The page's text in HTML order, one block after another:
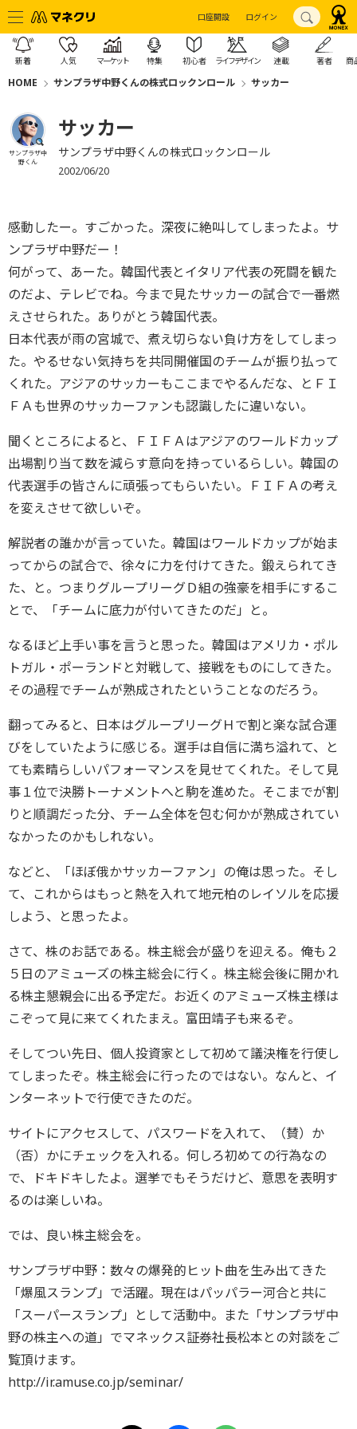
口座開設 ログイン
新着 人気 マーケット 特集 初心者 ライフデザイン 連載 著者 商
HOME サンプラザ中野くんの株式ロックンロール サッカー
サンプラザ中
野くん
サッカー
サンプラザ中野くんの株式ロックンロール
2002/06/20
感動したー。すごかった。深夜に絶叫してしまったよ。サ
ンプラザ中野だー！
何がって、あーた。韓国代表とイタリア代表の死闘を観た
のだよ、テレビでね。今まで見たサッカーの試合で一番燃
えさせられた。ありがとう韓国代表。
日本代表が雨の宮城で、煮え切らない負け方をしてしまっ
た。やるせない気持ちを共同開催国のチームが振り払って
くれた。アジアのサッカーもここまでやるんだな、とＦＩ
ＦＡも世界のサッカーファンも認識したに違いない。
聞くところによると、ＦＩＦＡはアジアのワールドカップ
出場割り当て数を減らす意向を持っているらしい。韓国の
代表選手の皆さんに頑張ってもらいたい。ＦＩＦＡの考え
を変えさせて欲しいぞ。
解説者の誰かが言っていた。韓国はワールドカップが始ま
ってからの試合で、徐々に力を付けてきた。鍛えられてき
た、と。つまりグループリーグＤ組の強豪を相手にするこ
とで、「チームに底力が付いてきたのだ」と。
なるほど上手い事を言うと思った。韓国はアメリカ・ポル
トガル・ポーランドと対戦して、接戦をものにしてきた。
その過程でチームが熟成されたということなのだろう。
翻ってみると、日本はグループリーグＨで割と楽な試合運
びをしていたように感じる。選手は自信に満ち溢れて、と
ても素晴らしいパフォーマンスを見せてくれた。そして見
事１位で決勝トーナメントへと駒を進めた。そこまでが割
りと順調だった分、チーム全体を包む何かが熟成されてい
なかったのかもしれない。
などと、「ほぼ俄かサッカーファン」の俺は思った。そし
て、これからはもっと熱を入れて地元柏のレイソルを応援
しよう、と思ったよ。
さて、株のお話である。株主総会が盛りを迎える。俺も２
５日のアミューズの株主総会に行く。株主総会後に開かれ
る株主懇親会に出る予定だ。お近くのアミューズ株主様は
こぞって見に来てくれたまえ。富田靖子も来るぞ。
そしてつい先日、個人投資家として初めて議決権を行使し
てしまったぞ。株主総会に行ったのではない。なんと、イ
ンターネットで行使できたのだ。
サイトにアクセスして、パスワードを入れて、（賛）か
（否）かにチェックを入れる。何しろ初めての行為なの
で、ドキドキしたよ。選挙でもそうだけど、意思を表明す
るのは楽しいね。
では、良い株主総会を。
サンプラザ中野：数々の爆発的ヒット曲を生み出てきた
「爆風スランプ」で活躍。現在はパッパラー河合と共に
「スーパースランプ」として活動中。また「サンプラザ中
野の株主への道」でマネックス証券社長松本との対談をご
覧頂けます。
http://ir.amuse.co.jp/seminar/